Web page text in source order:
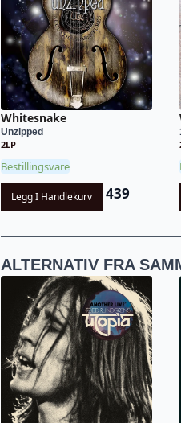
Whitesnake
Unzipped
2LP
Bestillingsvare
Legg I Handlekurv 439
ALTERNATIV FRA